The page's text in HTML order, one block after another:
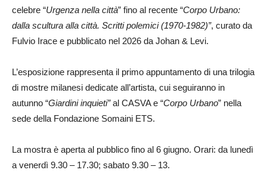
celebre “Urgenza nella città” fino al recente “Corpo Urbano:
dalla scultura alla città. Scritti polemici (1970-1982)”, curato da
Fulvio Irace e pubblicato nel 2026 da Johan & Levi.
L’esposizione rappresenta il primo appuntamento di una trilogia
di mostre milanesi dedicate all’artista, cui seguiranno in
autunno “Giardini inquieti”al CASVAe “Corpo Urbano” nella
sede della Fondazione Somaini ETS.
La mostra è aperta al pubblico fino al 6 giugno. Orari: da lunedì
a venerdì 9.30 – 17.30; sabato 9.30 – 13.